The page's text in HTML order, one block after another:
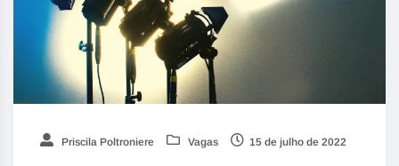
Priscila Poltroniere Vagas 15 de julho de 2022